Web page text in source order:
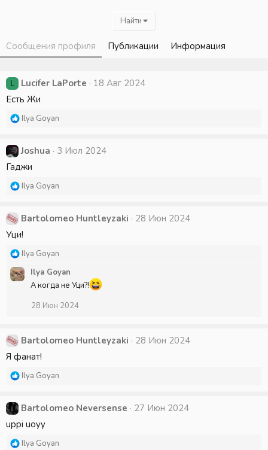
Найти
Сообщения профиля Публикации Информация
L Lucifer LaPorte
18 Авг 2024
Есть Жи
Р
к
и
и
Ilya Goyan
Joshua
3 Июл 2024
Гаджи
Р
к
ц
и
и
Ilya Goyan
Bartolomeo Huntleyzaki
28 Июн 2024
Уци!
Р
а
Ilya Goyan
Ilya Goyan
А когда не Уци?!
28 Июн 2024
Bartolomeo Huntleyzaki
28 Июн 2024
Я фанат!
Р
к
ц
и
и
Ilya Goyan
Bartolomeo Neversense
27 Июн 2024
uppi uoyy
Р
Ilya Goyan